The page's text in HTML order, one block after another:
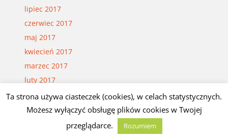
lipiec 2017
czerwiec 2017
maj 2017
kwiecień 2017
marzec 2017
luty 2017
styczeń 2017
grudzień 2016
listopad 2016
Ta strona używa ciasteczek (cookies), w celach statystycznych.
Możesz wyłączyć obsługę plików cookies w Twojej
przeglądarce.
Rozumiem